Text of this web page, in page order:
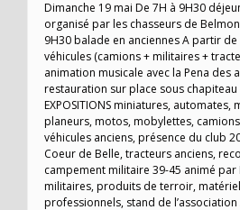
Dimanche 19 mai De 7H à 9H30
organisé par les chasseurs de
9H30 balade en anciennes A partir
véhicules (camions + militaires +
animation musicale avec la Pena des
restauration sur place sous
EXPOSITIONS miniatures, automates,
planeurs, motos, mobylettes,
véhicules anciens, présence du club
Coeur de Belle, tracteurs anciens,
campement militaire 39-45 animé par
militaires, produits de terroir,
professionnels, stand de l’association